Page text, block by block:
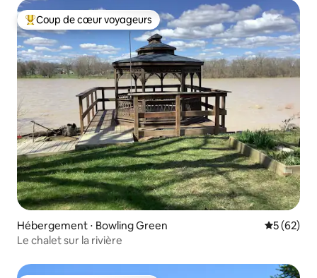
Coups de cœur voyageurs les plus appréciés
Coup de cœur voyageurs
Hébergement ⋅ Bowling Green
5 (62)
Le chalet sur la rivière